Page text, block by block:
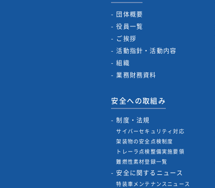
団体概要
役員一覧
ご挨拶
活動指針・活動内容
組織
業務財務資料
安全への取組み
制度・法規
サイバーセキュリティ対応
架装物の安全点検制度
トレーラ点検整備実施要領
難燃性素材登録一覧
安全に関するニュース
特装車メンテナンスニュース